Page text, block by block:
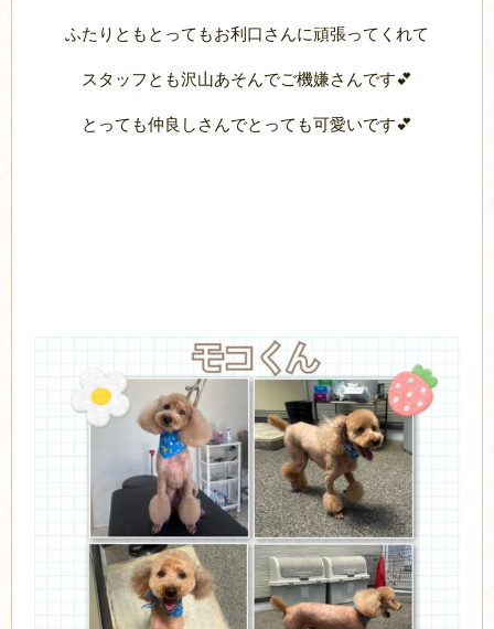
ふたりともとってもお利口さんに頑張ってくれて
スタッフとも沢山あそんでご機嫌さんです💕
とっても仲良しさんでとっても可愛いです💕